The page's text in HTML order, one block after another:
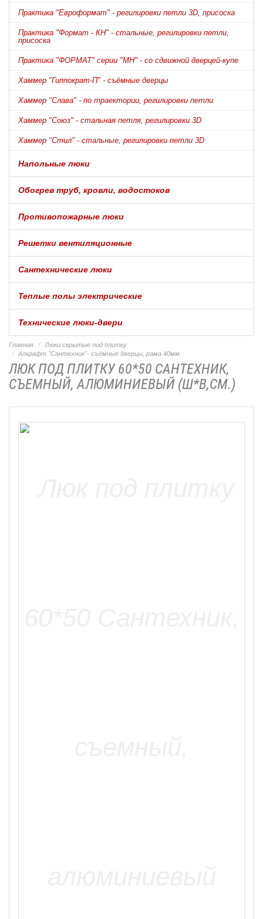
Практика "Евроформат" - регилировки петли 3D, присоска
Практика "Формат - КН" - стальные, регилировки петли,
присоска
Практика "ФОРМАТ" серии "МН" - со сдвижной дверцей-купе
Хаммер "Гиппократ-П" - съёмные дверцы
Хаммер "Слава" - по траектории, регилировки петли
Хаммер "Союз" - стальная петля, регилировки 3D
Хаммер "Стил" - стальные, регилировки петли 3D
Напольные люки
Обогрев труб, кровли, водостоков
Противопожарные люки
Решетки вентиляционные
Сантехнические люки
Теплые полы электрические
Технические люки-двери
Главная
Люки скрытые под плитку
Алкрафт "Сантехник"- съёмные дверцы, рама 40мм.
ЛЮК ПОД ПЛИТКУ 60*50 САНТЕХНИК,
СЪЕМНЫЙ, АЛЮМИНИЕВЫЙ (Ш*В,СМ.)